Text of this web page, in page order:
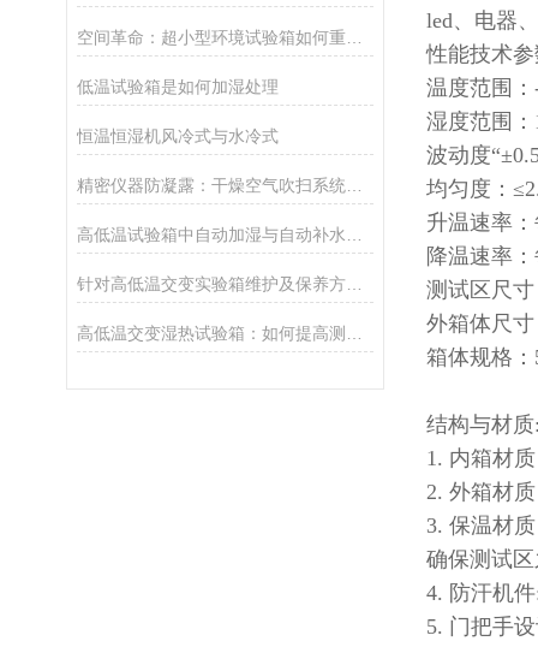
空间革命：超小型环境试验箱如何重塑未来实验室效能边界？
低温试验箱是如何加湿处理
恒温恒湿机风冷式与水冷式
针对高低温交变实验箱维护及保养方法的正确性操作
led、电器
性能技术
温度范围
湿度范围：
波动度
均匀度：
升温速率
降温速率
测试区尺寸
外箱体尺寸
箱体规格
结构与材
1. 内箱材
2. 外箱材
3. 保温材
确保测试
4. 防汗机
5. 门把手